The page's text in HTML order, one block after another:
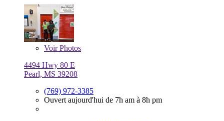
VoirPhotos
4494 Hwy 80 E
Pearl, MS 39208
(769) 972-3385
Ouvert aujourd'hui de 7h am à 8h pm